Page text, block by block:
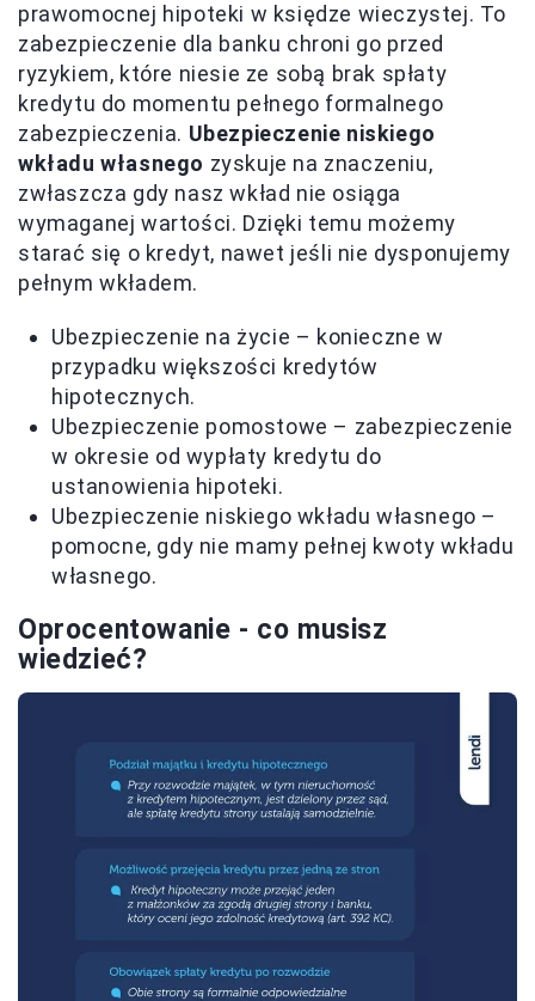
prawomocnej hipoteki w księdze wieczystej. To
zabezpieczenie dla banku chroni go przed
ryzykiem, które niesie ze sobą brak spłaty
kredytu do momentu pełnego formalnego
zabezpieczenia. Ubezpieczenie niskiego
wkładu własnego zyskuje na znaczeniu,
zwłaszcza gdy nasz wkład nie osiąga
wymaganej wartości. Dzięki temu możemy
starać się o kredyt, nawet jeśli nie dysponujemy
pełnym wkładem.
Ubezpieczenie na życie – konieczne w
przypadku większości kredytów
hipotecznych.
Ubezpieczenie pomostowe – zabezpieczenie
w okresie od wypłaty kredytu do
ustanowienia hipoteki.
Ubezpieczenie niskiego wkładu własnego –
pomocne, gdy nie mamy pełnej kwoty wkładu
własnego.
Oprocentowanie - co musisz
wiedzieć?